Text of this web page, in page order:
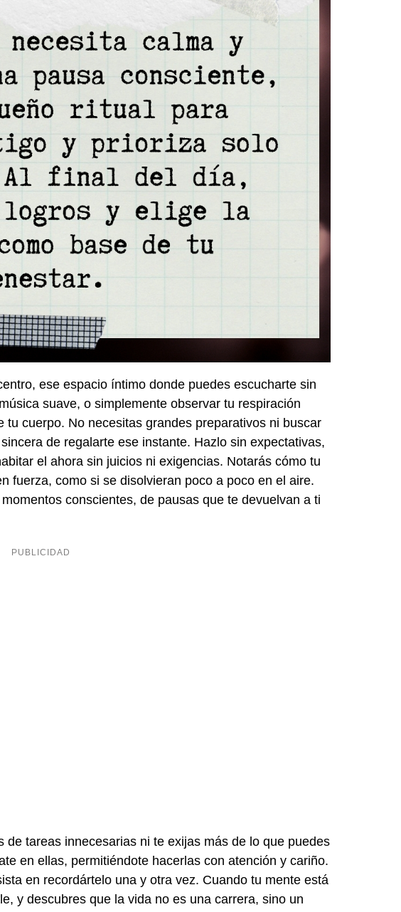
ese espacio íntimo donde puedes escucharte sin
suave, o simplemente observar tu respiración
cuerpo. No necesitas grandes preparativos ni buscar
de regalarte ese instante. Hazlo sin expectativas,
el ahora sin juicios ni exigencias. Notarás cómo tu
fuerza, como si se disolvieran poco a poco en el aire.
conscientes, de pausas que te devuelvan a ti
de tareas innecesarias ni te exijas más de lo que puedes
en ellas, permitiéndote hacerlas con atención y cariño.
en recordártelo una y otra vez. Cuando tu mente está
y descubres que la vida no es una carrera, sino un